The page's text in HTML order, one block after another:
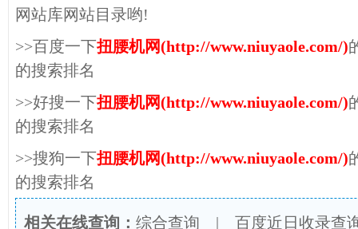
网站库网站目录哟!
>>百度一下扭腰机网(http://www.niuyaole.com/)
的搜索排名
>>好搜一下扭腰机网(http://www.niuyaole.com/)
的搜索排名
>>搜狗一下扭腰机网(http://www.niuyaole.com/)
的搜索排名
相关在线查询： 综合查询 | 百度近日收录查